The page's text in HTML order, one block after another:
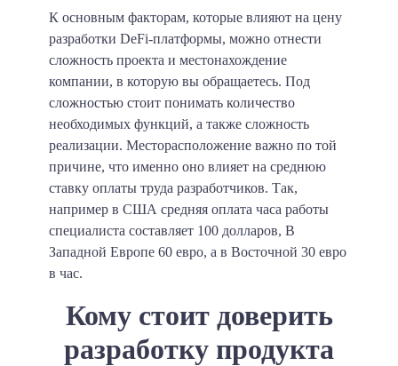
К основным факторам, которые влияют на цену
разработки DeFi-платформы, можно отнести
сложность проекта и местонахождение
компании, в которую вы обращаетесь. Под
сложностью стоит понимать количество
необходимых функций, а также сложность
реализации. Месторасположение важно по той
причине, что именно оно влияет на среднюю
ставку оплаты труда разработчиков. Так,
например в США средняя оплата часа работы
специалиста составляет 100 долларов, В
Западной Европе 60 евро, а в Восточной 30 евро
в час.
Кому стоит доверить
разработку продукта